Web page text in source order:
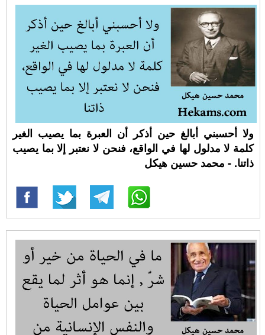
ولا أحسبني أبالغ حين أذكر أن العبرة بما يصيب الغير
كلمة لا مدلول لها في الواقع، فنحن لا نعتبر إلا بما يصيب
ذاتنا. - محمد حسين هيكل